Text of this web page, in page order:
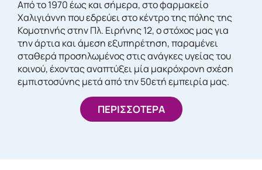
Από το 1970 έως και σήμερα, στο φαρμακείο
Χαλιγιάννη που εδρεύει στο κέντρο της πόλης της
Κομοτηνής στην Πλ. Ειρήνης 12, ο στόχος μας για
την άρτια και άμεση εξυπηρέτηση, παραμένει
σταθερά προσηλωμένος στις ανάγκες υγείας του
κοινού, έχοντας αναπτύξει μία μακρόχρονη σχέση
εμπιστοσύνης μετά από την 50ετή εμπειρία μας.
ΠΕΡΙΣΣΟΤΕΡΑ